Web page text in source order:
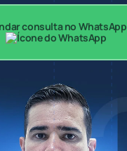
consulta no WhatsApp